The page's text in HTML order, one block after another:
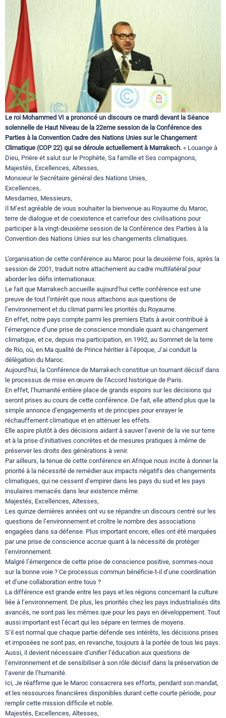
Circuits touristiques
Tourisme
Régions
Hotels
Evenements
Contact
Le roi Mohammed VI a prononcé un discours ce mardi devant la Séance
solennelle de Haut Niveau de la 22eme session de la Conférence des
Parties à la Convention Cadre des Nations Unies sur le Changement
Climatique (COP 22) qui se déroule actuellement à Marrakech. « Louange à
Dieu, Prière et salut sur le Prophète, Sa famille et Ses compagnons,
Majestés, Excellences, Altesses,
Monsieur le Secrétaire général des Nations Unies,
Excellences,
Mesdames, Messieurs,
Il M’est agréable de vous souhaiter la bienvenue au Royaume du Maroc,
terre de dialogue et de coexistence et carrefour des civilisations pour
participer à la vingt-deuxième session de la Conférence des Parties à la
Convention des Nations Unies sur les changements climatiques.
L’organisation de cette conférence au Maroc pour la deuxième fois, après la
session de 2001, traduit notre attachement au cadre multilatéral pour
aborder les défis internationaux.
Le fait que Marrakech accueille aujourd’hui cette conférence est une
preuve de tout l’intérêt que nous attachons aux questions de
l’environnement et du climat parmi les priorités du Royaume.
En effet, notre pays compte parmi les premiers Etats à avoir contribué à
l’émergence d’une prise de conscience mondiale quant au changement
climatique, et ce, depuis ma participation, en 1992, au Sommet de la terre
de Rio, où, en Ma qualité de Prince héritier à l’époque, J’ai conduit la
délégation du Maroc.
Aujourd’hui, la Conférence de Marrakech constitue un tournant décisif dans
le processus de mise en œuvre de l’Accord historique de Paris.
En effet, l’humanité entière place de grands espoirs sur les décisions qui
seront prises au cours de cette conférence. De fait, elle attend plus que la
simple annonce d’engagements et de principes pour enrayer le
réchauffement climatique et en atténuer les effets.
Elle aspire plutôt à des décisions aidant à sauver l’avenir de la vie sur terre
et à la prise d’initiatives concrètes et de mesures pratiques à même de
préserver les droits des générations à venir.
Par ailleurs, la tenue de cette conférence en Afrique nous incite à donner la
priorité à la nécessité de remédier aux impacts négatifs des changements
climatiques, qui ne cessent d’empirer dans les pays du sud et les pays
insulaires menacés dans leur existence même.
Majestés, Excellences, Altesses,
Les quinze dernières années ont vu se répandre un discours centré sur les
questions de l’environnement et croître le nombre des associations
engagées dans sa défense. Plus important encore, elles ont été marquées
par une prise de conscience accrue quant à la nécessité de protéger
l’environnement.
Malgré l’émergence de cette prise de conscience positive, sommes-nous
sur la bonne voie ? Ce processus commun bénéficie-t-il d’une coordination
et d’une collaboration entre tous ?
La différence est grande entre les pays et les régions concernant la culture
liée à l’environnement. De plus, les priorités chez les pays industrialisés dits
avancés, ne sont pas les mêmes que pour les pays en développement. Tout
aussi important est l’écart qui les sépare en termes de moyens.
S’il est normal que chaque partie défende ses intérêts, les décisions prises
et imposées ne sont pas, en revanche, toujours à la portée de tous les pays.
Aussi, il devient nécessaire d’unifier l’éducation aux questions de
l’environnement et de sensibiliser à son rôle décisif dans la préservation de
l’avenir de l’humanité.
Ici, Je réaffirme que le Maroc consacrera ses efforts, pendant son mandat,
et les ressources financières disponibles durant cette courte période, pour
remplir cette mission difficile et noble.
Majestés, Excellences, Altesses,